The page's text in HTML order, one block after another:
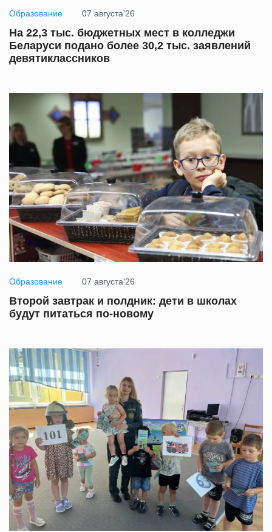
Образование 07 августа'26
На 22,3 тыс. бюджетных мест в колледжи
Беларуси подано более 30,2 тыс. заявлений
девятиклассников
Образование 07 августа'26
Второй завтрак и полдник: дети в школах
будут питаться по-новому